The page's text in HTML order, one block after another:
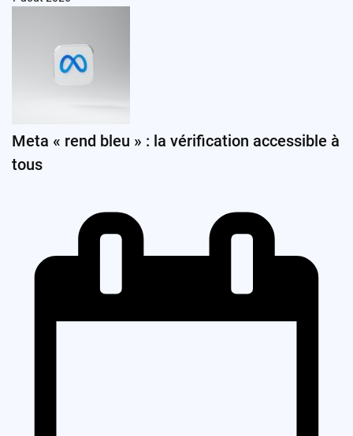
Meta « rend bleu » : la vérification accessible à
tous